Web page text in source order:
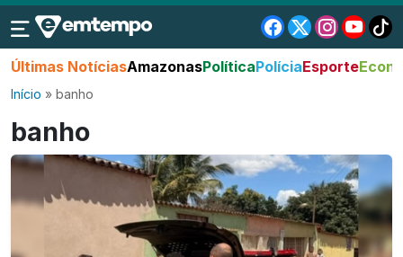
Últimas NotíciasAmazonasPolíticaPolíciaEsporte
Início » banho
banho